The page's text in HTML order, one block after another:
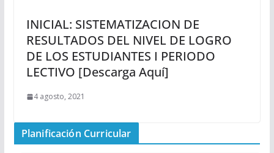
INICIAL: SISTEMATIZACION DE
RESULTADOS DEL NIVEL DE LOGRO
DE LOS ESTUDIANTES I PERIODO
LECTIVO [Descarga Aquí]
4 agosto, 2021
Planificación Curricular